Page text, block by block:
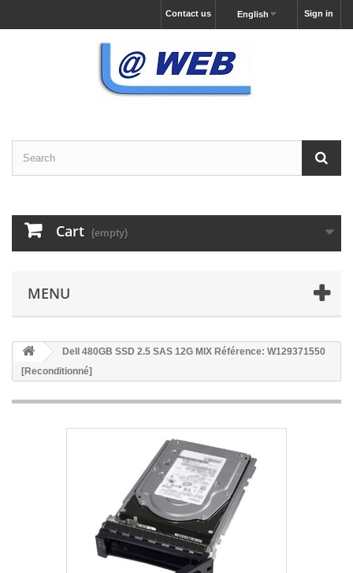
Sign in
English
Contact us
Cart (empty)
MENU
Dell 480GB SSD 2.5 SAS 12G MIX Référence: W129371550
[Reconditionné]